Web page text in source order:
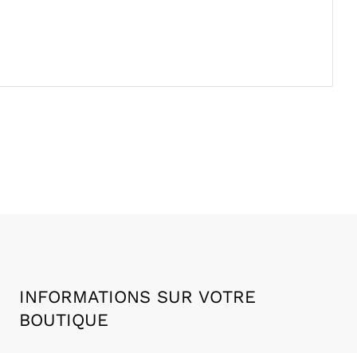
INFORMATIONS SUR VOTRE
BOUTIQUE